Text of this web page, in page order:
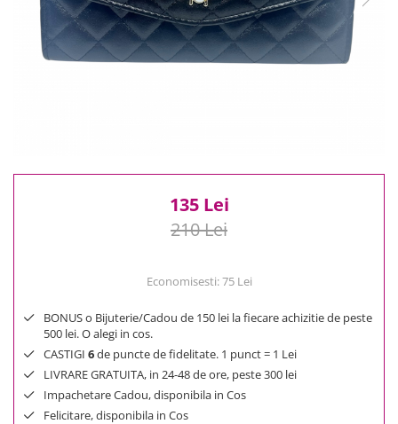
Cele mai vandute
Cele mai votate
Cu video
300 Lei - 500 Lei
135 Lei
210 Lei
Economisesti:75 Lei
BONUS o Bijuterie/Cadou de 150 lei la fiecare achizitie de peste
500 lei. O alegi in cos.
CASTIGI 6de puncte de fidelitate. 1 punct = 1 Lei
LIVRARE GRATUITA, in 24-48 de ore, peste 300 lei
Impachetare Cadou, disponibila in Cos
Felicitare, disponibila in Cos